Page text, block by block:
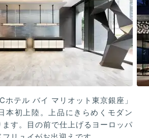
ホテル バイ マリオット東京銀座」
本初上陸。上品にきらめくモダン
す。目の前で仕上げるヨーロッパ